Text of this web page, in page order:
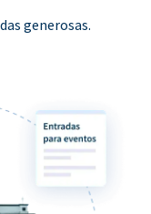
generosas.